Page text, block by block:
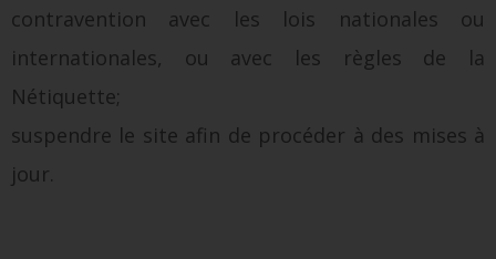
contravention avec les lois nationales ou
internationales, ou avec les règles de la
Nétiquette;
suspendre le site afin de procéder à des mises à
jour.